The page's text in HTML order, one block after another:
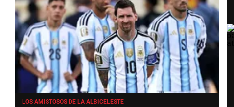
LOS AMISTOSOS DE LA ALBICELESTE